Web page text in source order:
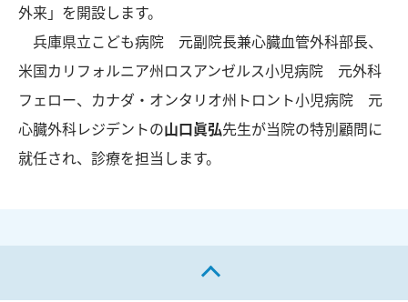
外来」を開設します。
兵庫県立こども病院 元副院長兼心臓血管外科部長、
米国カリフォルニア州ロスアンゼルス小児病院 元外科
フェロー、カナダ・オンタリオ州トロント小児病院 元
心臓外科レジデントの山口眞弘先生が当院の特別顧問に
就任され、診療を担当します。